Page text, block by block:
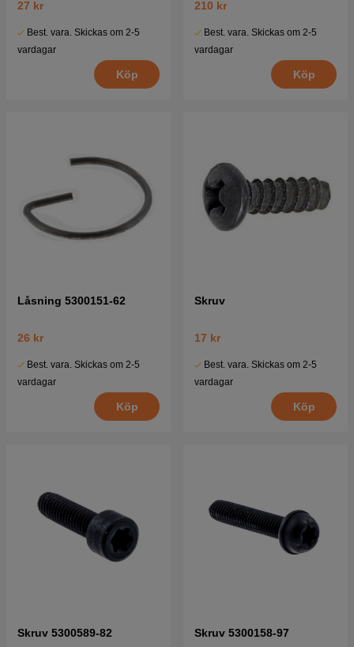
27 kr
Best. vara. Skickas om 2-5
vardagar
Köp
210 kr
Best. vara. Skickas om 2-5
vardagar
Köp
Låsning 5300151-62
26 kr
Best. vara. Skickas om 2-5
vardagar
Köp
Skruv
17 kr
Best. vara. Skickas om 2-5
vardagar
Köp
Skruv 5300589-82 Skruv 5300158-97